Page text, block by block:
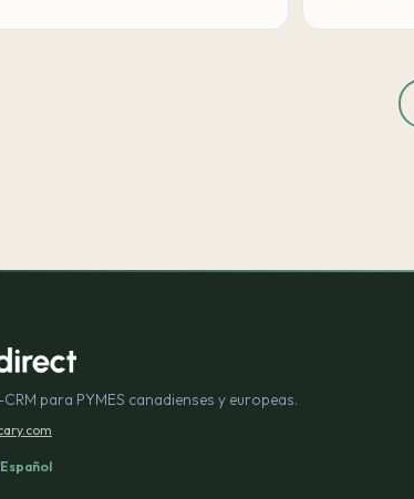
para PYMES canadienses y europeas.
Español